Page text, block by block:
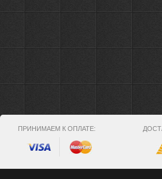
ПРИНИМАЕМ К ОПЛАТЕ: